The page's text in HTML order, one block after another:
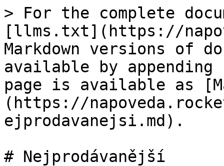
> For the complete
[llms.txt](https://
Markdown versions of
available by
page is available as
(https://
ejprodavanejsi.md).
# Nejprodávanější